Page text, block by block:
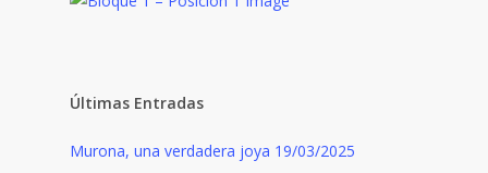
Últimas Entradas
Murona, una verdadera joya 19/03/2025